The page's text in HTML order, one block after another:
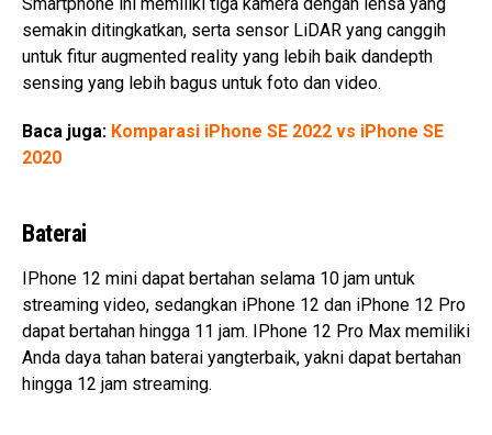
semakin ditingkatkan, serta sensor LiDAR yang canggih
untuk fitur augmented reality yang lebih baik dandepth
sensing yang lebih bagus untuk foto dan video.
Baca juga: Komparasi iPhone SE 2022 vs iPhone SE
2020
Baterai
IPhone 12 mini dapat bertahan selama 10 jam untuk
streaming video, sedangkan iPhone 12 dan iPhone 12 Pro
dapat bertahan hingga 11 jam. IPhone 12 Pro Max memiliki
Anda daya tahan baterai yangterbaik, yakni dapat bertahan
hingga 12 jam streaming.